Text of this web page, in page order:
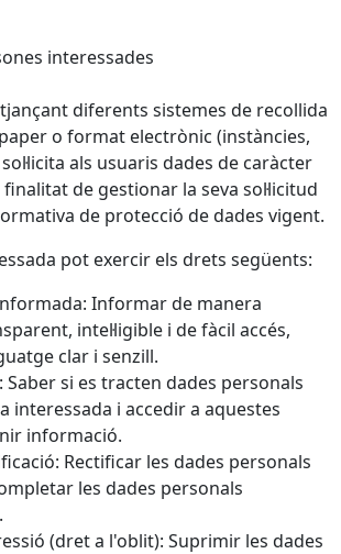
interessades
diferents sistemes de recollida
o format electrònic (instàncies,
als usuaris dades de caràcter
de gestionar la seva sol·licitud
de protecció de dades vigent.
pot exercir els drets següents:
Informar de manera
intel·ligible i de fàcil accés,
clar i senzill.
Saber si es tracten dades personals
interessada i accedir a aquestes
informació.
Rectificar les dades personals
les dades personals
(dret a l'oblit): Suprimir les dades